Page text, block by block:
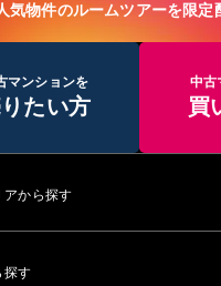
気物件のルームツアーを限定
マンションを
たい方
中古
買
アから探す
探す